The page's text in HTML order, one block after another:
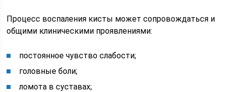
Процесс воспаления кисты может сопровождаться и
общими клиническими проявлениями:
постоянное чувство слабости;
головные боли;
ломота в суставах;